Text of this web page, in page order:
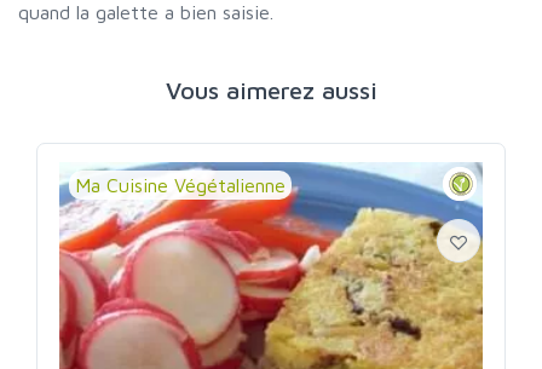
quand la galette a bien saisie.
Vous aimerez aussi
Ma Cuisine Végétalienne